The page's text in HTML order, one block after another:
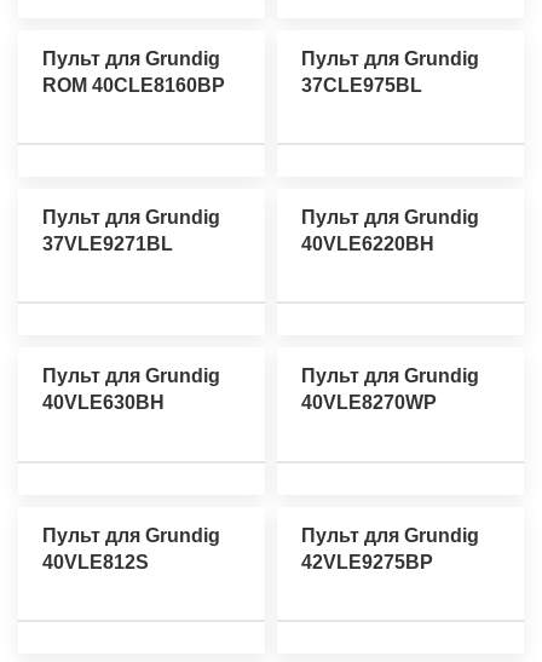
Пульт для Grundig
ROM 40CLE8160BP
Пульт для Grundig
37CLE975BL
Пульт для Grundig
37VLE9271BL
Пульт для Grundig
40VLE6220BH
Пульт для Grundig
40VLE630BH
Пульт для Grundig
40VLE8270WP
Пульт для Grundig
40VLE812S
Пульт для Grundig
42VLE9275BP